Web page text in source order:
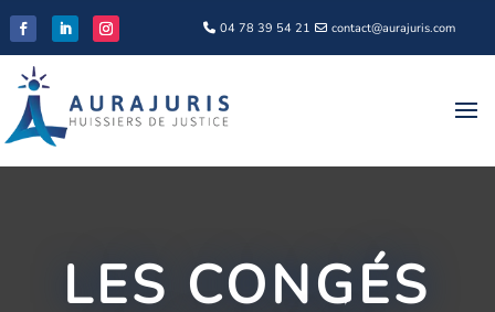
04 78 39 54 21 contact@aurajuris.com
LES CONGÉS